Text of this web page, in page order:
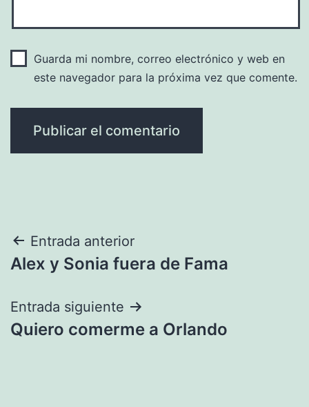
Guarda mi nombre, correo electrónico y web en
este navegador para la próxima vez que comente.
Navegación
de
entradas
Entrada anterior
Alex y Sonia fuera de Fama
Entrada siguiente
Quiero comerme a Orlando